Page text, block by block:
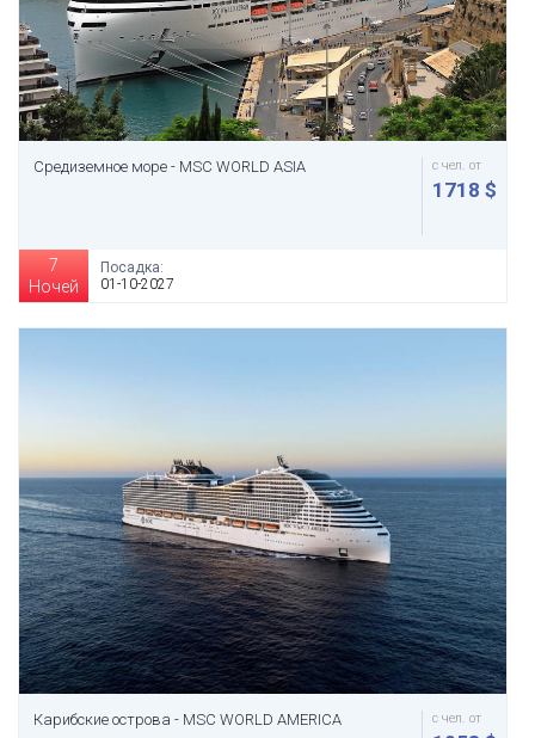
Средиземное море - MSC WORLD ASIA с чел. от
1718 $
7
Ночей
Посадка:
01-10-2027
Карибские острова - MSC WORLD AMERICA с чел. от